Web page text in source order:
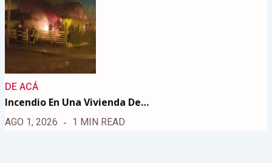
DE ACÁ
Incendio En Una Vivienda De…
AGO 1, 2026 1 MIN READ